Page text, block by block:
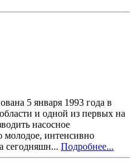
5 января 1993 года в
и одной из первых на
насосное
интенсивно
сегодняшн... Подробнее...